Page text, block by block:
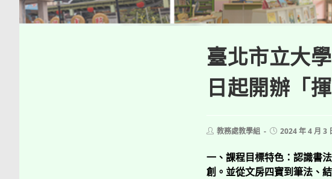
臺北市立大
日起開辦「
Post教務處教學組
Post2024 年 4 月 3
一、課程目標特色：認識書
創。並從文房四寶到筆法、